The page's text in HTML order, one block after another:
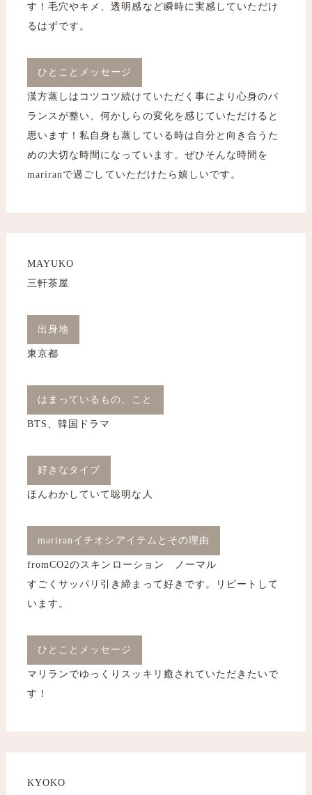
す！毛穴やキメ、透明感など瞬時に実感していただけ
るはずです。
ひとことメッセージ
漢方蒸しはコツコツ続けていただく事により心身のバ
ランスが整い、何かしらの変化を感じていただけると
思います！私自身も蒸している時は自分と向き合うた
めの大切な時間になっています。ぜひそんな時間を
mariranで過ごしていただけたら嬉しいです。
MAYUKO
​​​​​​​三軒茶屋
出身地
東京都
はまっているもの、こと
BTS、韓国ドラマ
好きなタイプ
ほんわかしていて聡明な人
mariranイチオシアイテムとその理由
fromCO2のスキンローション ノーマル
すごくサッパリ引き締まって好きです。リピートして
います。
ひとことメッセージ
マリランでゆっくりスッキリ癒されていただきたいで
す！
KYOKO